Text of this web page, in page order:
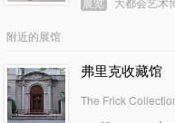
附近的展馆
弗里克收藏馆
The Frick